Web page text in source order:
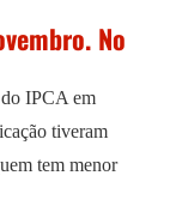
No
IPCA em
tiveram
tem menor